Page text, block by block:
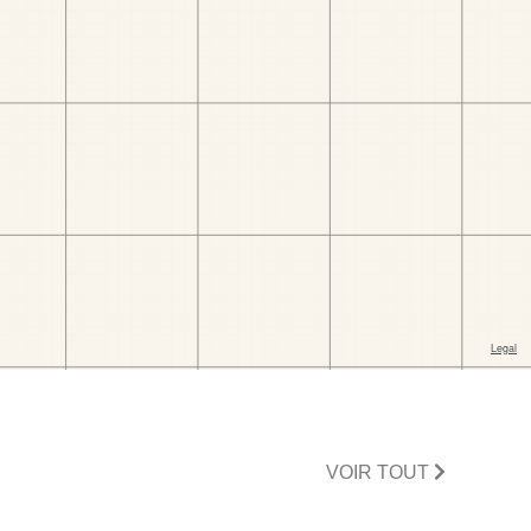
VOIR TOUT